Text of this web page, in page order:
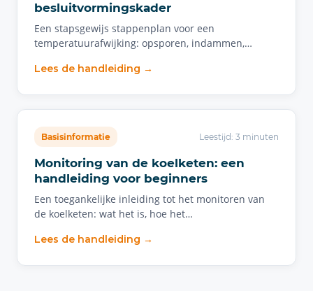
besluitvormingskader
Een stapsgewijs stappenplan voor een
temperatuurafwijking: opsporen, indammen,…
Lees de handleiding →
Basisinformatie Leestijd: 3 minuten
Monitoring van de koelketen: een
handleiding voor beginners
Een toegankelijke inleiding tot het monitoren van
de koelketen: wat het is, hoe het…
Lees de handleiding →